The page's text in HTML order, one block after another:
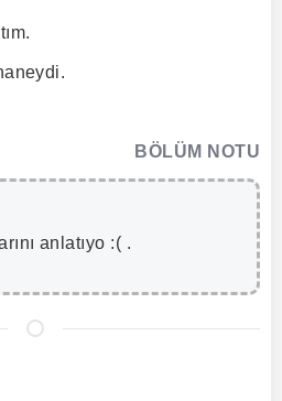
BÖLÜM NOTU
anlatıyo :( .